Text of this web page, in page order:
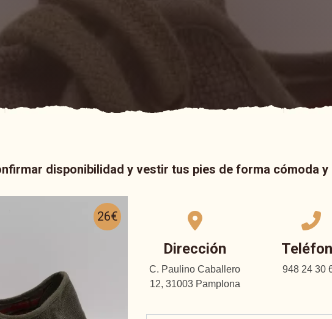
disponibilidad y vestir tus pies de forma cómoda y
26€
Dirección
C. Paulino Caballero
12, 31003 Pamplona
948 24 30